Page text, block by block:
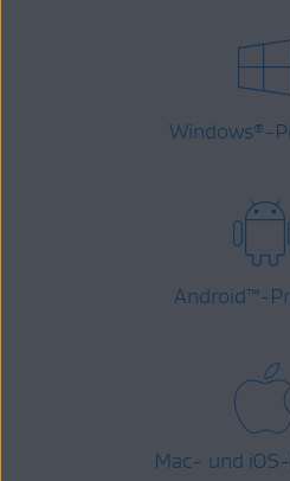
Windows® -
Android™-
Mac- und